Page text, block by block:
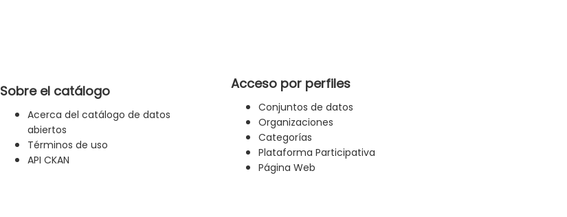
Sobre el catálogo
Acerca del catálogo de datos
abiertos
Términos de uso
API CKAN
Acceso por perfiles
Conjuntos de datos
Organizaciones
Categorías
Plataforma Participativa
Página Web